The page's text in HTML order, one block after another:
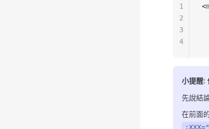
<
1
2
3
4
小提醒:
先說結
在前面